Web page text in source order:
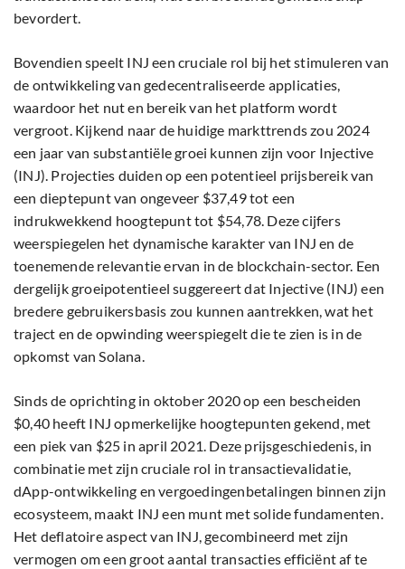
bevordert.
Bovendien speelt INJ een cruciale rol bij het stimuleren van
de ontwikkeling van gedecentraliseerde applicaties,
waardoor het nut en bereik van het platform wordt
vergroot. Kijkend naar de huidige markttrends zou 2024
een jaar van substantiële groei kunnen zijn voor Injective
(INJ). Projecties duiden op een potentieel prijsbereik van
een dieptepunt van ongeveer $37,49 tot een
indrukwekkend hoogtepunt tot $54,78. Deze cijfers
weerspiegelen het dynamische karakter van INJ en de
toenemende relevantie ervan in de blockchain-sector. Een
dergelijk groeipotentieel suggereert dat Injective (INJ) een
bredere gebruikersbasis zou kunnen aantrekken, wat het
traject en de opwinding weerspiegelt die te zien is in de
opkomst van Solana.
Sinds de oprichting in oktober 2020 op een bescheiden
$0,40 heeft INJ opmerkelijke hoogtepunten gekend, met
een piek van $25 in april 2021. Deze prijsgeschiedenis, in
combinatie met zijn cruciale rol in transactievalidatie,
dApp-ontwikkeling en vergoedingenbetalingen binnen zijn
ecosysteem, maakt INJ een munt met solide fundamenten.
Het deflatoire aspect van INJ, gecombineerd met zijn
vermogen om een groot aantal transacties efficiënt af te